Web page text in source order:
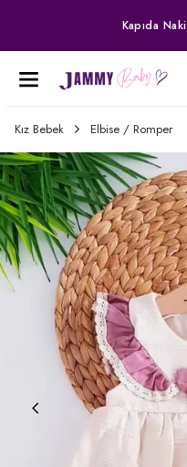
Kapıda
Kız Bebek Elbise / Romper